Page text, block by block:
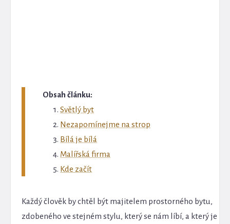
Obsah článku:
Světlý byt
Nezapomínejme na strop
Bílá je bílá
Malířská firma
Kde začít
Každý člověk by chtěl být majitelem prostorného bytu,
zdobeného ve stejném stylu, který se nám líbí, a který je